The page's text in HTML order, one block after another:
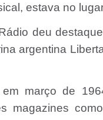
estava no
deu
argentina
março de
magazines